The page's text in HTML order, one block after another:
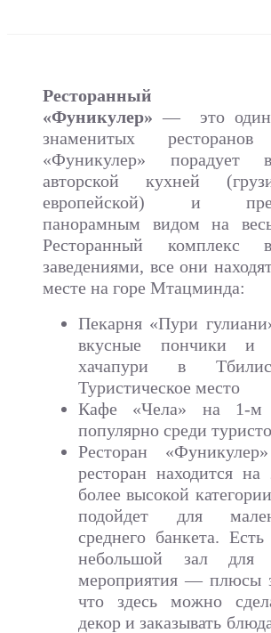
Ресторанный
«Фуникулер» — это один
знаменитых
«Фуникулер» порадует
авторской кухней
европейской) и
панорамным видом на
Ресторанный комплекс
заведениями, все они
месте на горе Мтацминда:
Пекарня «Пури
вкусные пончики и
хачапури в
Туристическое место
Кафе «Чела» на 1-
популярно среди
Ресторан
ресторан находится
более высокой
подойдет для
среднего банкета.
небольшой зал для
мероприятия — плюсы
что здесь можно
декор и заказывать